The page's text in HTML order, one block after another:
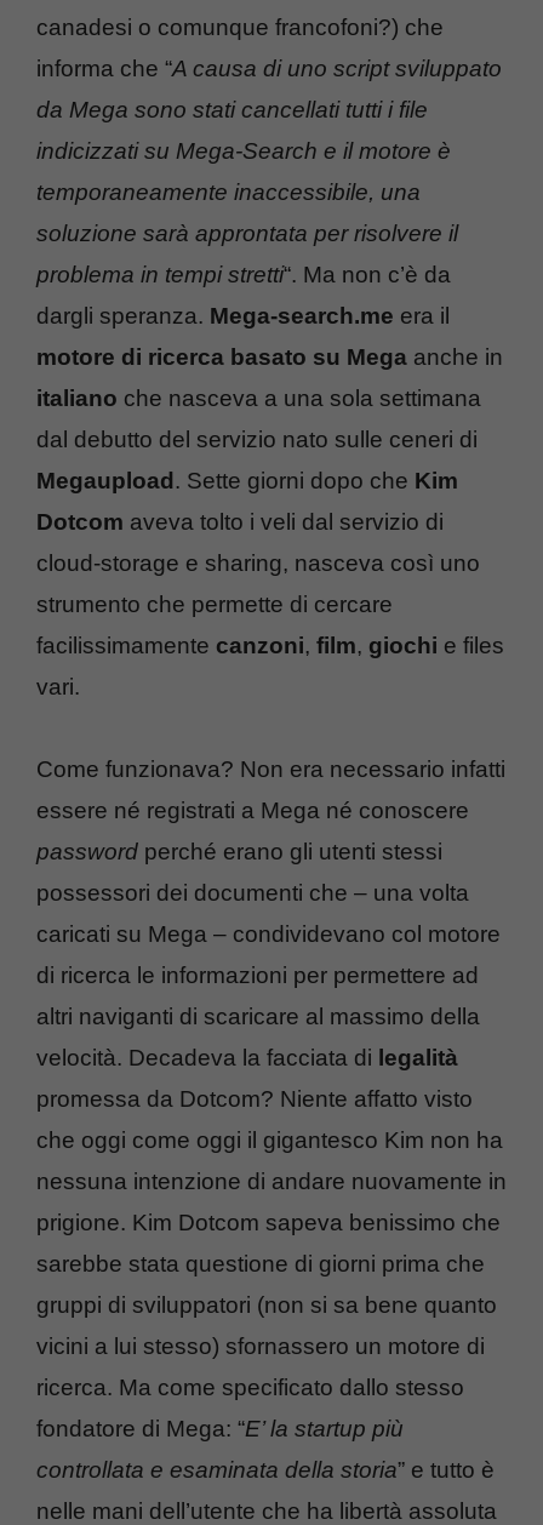
canadesi o comunque francofoni?) che
informa che “A causa di uno script sviluppato
da Mega sono stati cancellati tutti i file
indicizzati su Mega-Search e il motore è
temporaneamente inaccessibile, una
soluzione sarà approntata per risolvere il
problema in tempi stretti“. Ma non c’è da
dargli speranza. Mega-search.me era il
motore di ricerca basato su Mega anche in
italiano che nasceva a una sola settimana
dal debutto del servizio nato sulle ceneri di
Megaupload. Sette giorni dopo che Kim
Dotcom aveva tolto i veli dal servizio di
cloud-storage e sharing, nasceva così uno
strumento che permette di cercare
facilissimamente canzoni, film, giochi e files
vari.
Come funzionava? Non era necessario infatti
essere né registrati a Mega né conoscere
password perché erano gli utenti stessi
possessori dei documenti che – una volta
caricati su Mega – condividevano col motore
di ricerca le informazioni per permettere ad
altri naviganti di scaricare al massimo della
velocità. Decadeva la facciata di legalità
promessa da Dotcom? Niente affatto visto
che oggi come oggi il gigantesco Kim non ha
nessuna intenzione di andare nuovamente in
prigione. Kim Dotcom sapeva benissimo che
sarebbe stata questione di giorni prima che
gruppi di sviluppatori (non si sa bene quanto
vicini a lui stesso) sfornassero un motore di
ricerca. Ma come specificato dallo stesso
fondatore di Mega: “E’ la startup più
controllata e esaminata della storia” e tutto è
nelle mani dell’utente che ha libertà assoluta